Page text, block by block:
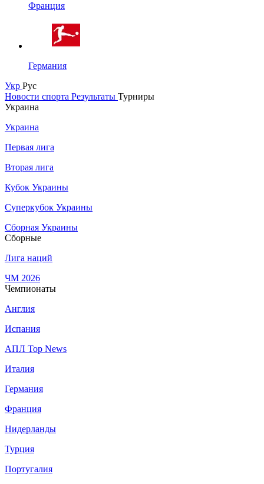
Франция
Германия
Укр Рус
Новости спорта Результаты Турниры
Украина
Украина
Первая лига
Вторая лига
Кубок Украины
Суперкубок Украины
Сборная Украины
Сборные
Лига наций
ЧМ 2026
Чемпионаты
Англия
Испания
АПЛ Top News
Италия
Германия
Франция
Нидерланды
Турция
Португалия